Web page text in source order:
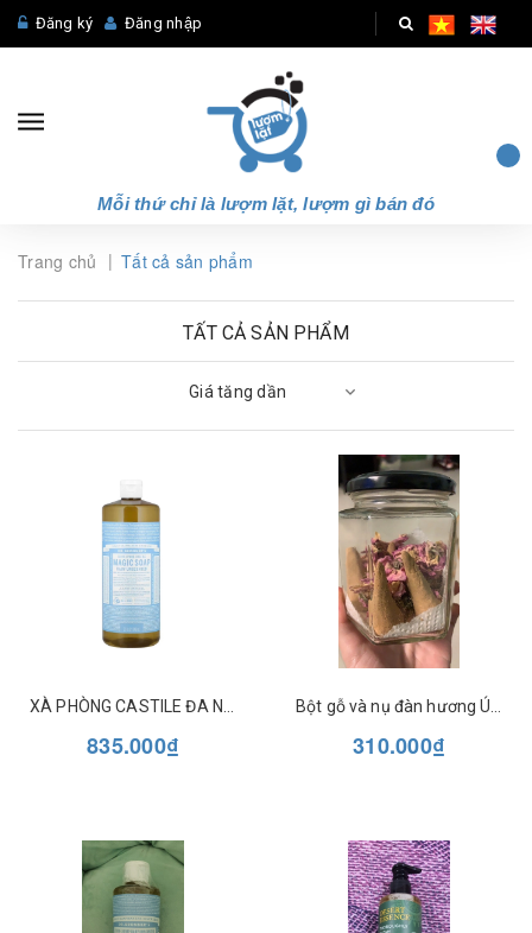
Đăng ký Đăng nhập
Mỗi thứ chỉ là lượm lặt, lượm gì bán đó
Trang chủ | Tất cả sản phẩm
TẤT CẢ SẢN PHẨM
Giá tăng dần
835.000₫ 310.000₫